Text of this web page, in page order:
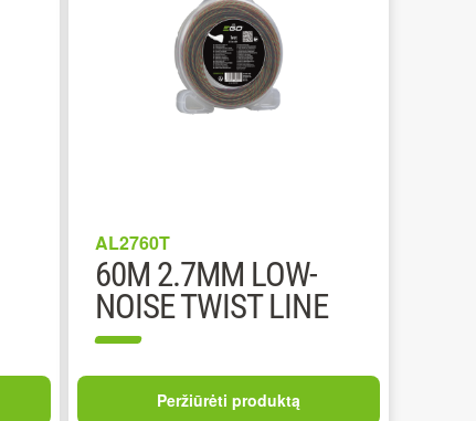
AL2760T
60M 2.7MM LOW-
NOISE TWIST LINE
Peržiūrėti produktą